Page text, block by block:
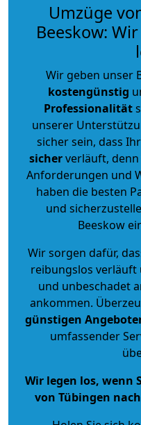
Umzüge
Beeskow:
Wir geben unser
kostengünstig
Professionalität
unserer
sicher sein, dass
sicherverläuft, denn
Anforderungen und
haben die besten
und
Beeskow
Wir sorgen dafür,
reibungslos verläuft
und unbeschadet
ankommen.
günstigen
umfassender
Wir legen los, wenn
von Tübingen